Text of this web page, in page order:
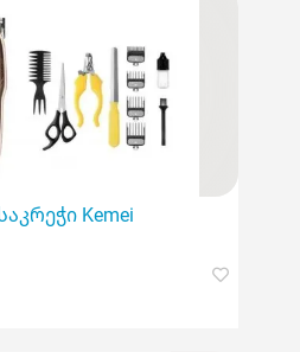
საკრეჭს,
Kemei